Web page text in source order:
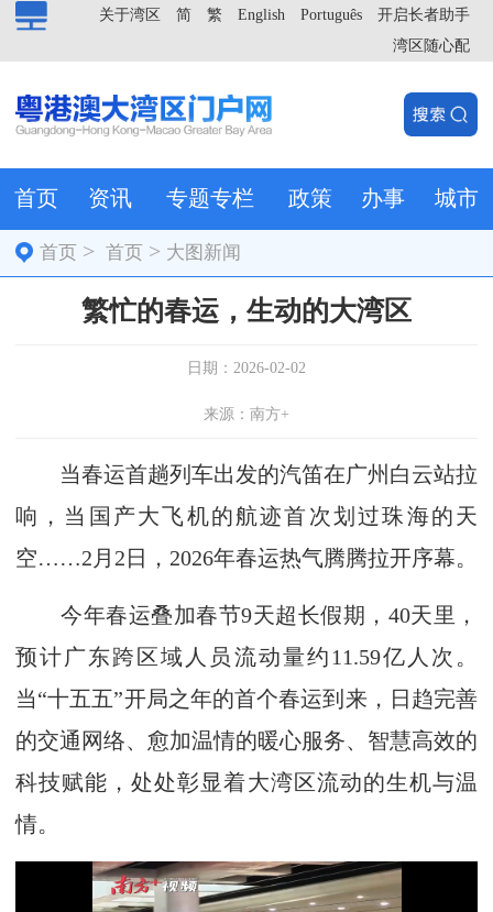
开启长者助手
Português
English
繁
简
关于湾区
湾区随心配
首页 资讯 专题专栏 政策 办事 城市
首页 >首页 > 大图新闻
繁忙的春运，生动的大湾区
日期：2026-02-02
来源：南方+
当春运首趟列车出发的汽笛在广州白云站拉
响，当国产大飞机的航迹首次划过珠海的天
空……2月2日，2026年春运热气腾腾拉开序幕。
今年春运叠加春节9天超长假期，40天里，
预计广东跨区域人员流动量约11.59亿人次。
当“十五五”开局之年的首个春运到来，日趋完善
的交通网络、愈加温情的暖心服务、智慧高效的
科技赋能，处处彰显着大湾区流动的生机与温
情。